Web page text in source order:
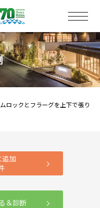
ロックとフラーグを上下で張り
追加
＆診断